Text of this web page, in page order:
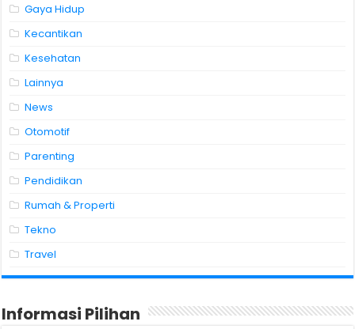
Gaya Hidup
Kecantikan
Kesehatan
Lainnya
News
Otomotif
Parenting
Pendidikan
Rumah & Properti
Tekno
Travel
Informasi Pilihan